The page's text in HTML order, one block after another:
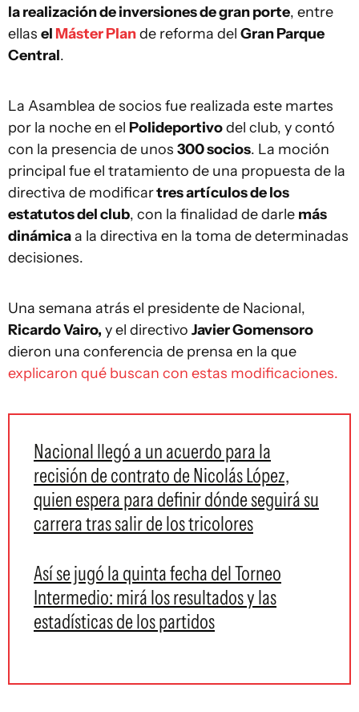
la realización de inversiones de gran porte, entre
ellas el Máster Plande reforma del Gran Parque
Central.
La Asamblea de socios fue realizada este martes
por la noche en el Polideportivodel club, y contó
con la presencia de unos 300 socios. La moción
principal fue el tratamiento de una propuesta de la
directiva de modificartres artículos de los
estatutos del club, con la finalidad de darle más
dinámicaa la directiva en la toma de determinadas
decisiones.
Una semana atrás el presidente de Nacional,
Ricardo Vairo, y el directivo Javier Gomensoro
dieron una conferencia de prensa en la que
explicaron qué buscan con estas modificaciones.
Nacional llegó a un acuerdo para la
recisión de contrato de Nicolás López,
quien espera para definir dónde seguirá su
carrera tras salir de los tricolores
Así se jugó la quinta fecha del Torneo
Intermedio: mirá los resultados y las
estadísticas de los partidos